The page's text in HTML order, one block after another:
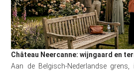
Château Neercanne: wijngaard en
Aan de Belgisch-Nederlandse